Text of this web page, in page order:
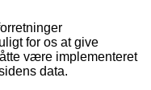
for os at give
være implementeret
data.